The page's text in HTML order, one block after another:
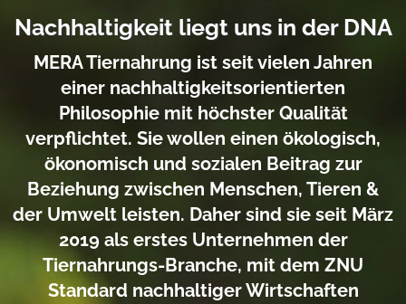
Nachhaltigkeit liegt uns in der DNA
MERA Tiernahrung ist seit vielen Jahren
einer nachhaltigkeitsorientierten
Philosophie mit höchster Qualität
verpflichtet. Sie wollen einen ökologisch,
ökonomisch und sozialen Beitrag zur
Beziehung zwischen Menschen, Tieren &
der Umwelt leisten. Daher sind sie seit März
2019 als erstes Unternehmen der
Tiernahrungs-Branche, mit dem ZNU
Standard nachhaltiger Wirtschaften